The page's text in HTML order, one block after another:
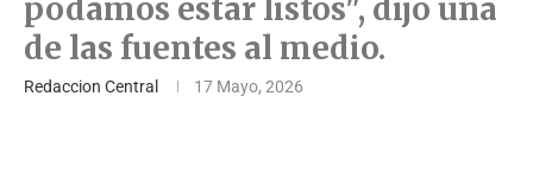
podamos estar listos", dijo una
de las fuentes al medio.
Redaccion Central 17 Mayo, 2026